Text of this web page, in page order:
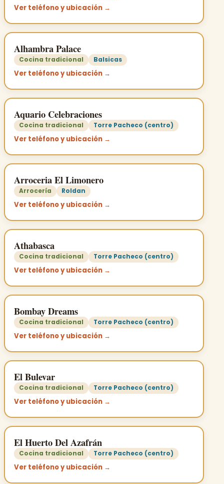
Ver teléfono y ubicación →
Alhambra Palace
Cocina tradicional Balsicas
Ver teléfono y ubicación →
Aquario Celebraciones
Cocina tradicional Torre Pacheco (centro)
Ver teléfono y ubicación →
Arroceria El Limonero
Arrocería Roldan
Ver teléfono y ubicación →
Athabasca
Cocina tradicional Torre Pacheco (centro)
Ver teléfono y ubicación →
Bombay Dreams
Cocina tradicional Torre Pacheco (centro)
Ver teléfono y ubicación →
El Bulevar
Cocina tradicional Torre Pacheco (centro)
Ver teléfono y ubicación →
El Huerto Del Azafrán
Cocina tradicional Torre Pacheco (centro)
Ver teléfono y ubicación →